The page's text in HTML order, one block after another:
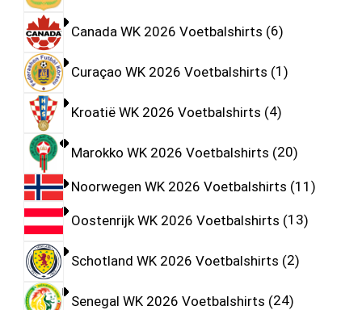
Canada WK 2026 Voetbalshirts 6
Curaçao WK 2026 Voetbalshirts 1
Kroatië WK 2026 Voetbalshirts 4
Marokko WK 2026 Voetbalshirts 20
Noorwegen WK 2026 Voetbalshirts 11
Oostenrijk WK 2026 Voetbalshirts 13
Schotland WK 2026 Voetbalshirts 2
Senegal WK 2026 Voetbalshirts 24